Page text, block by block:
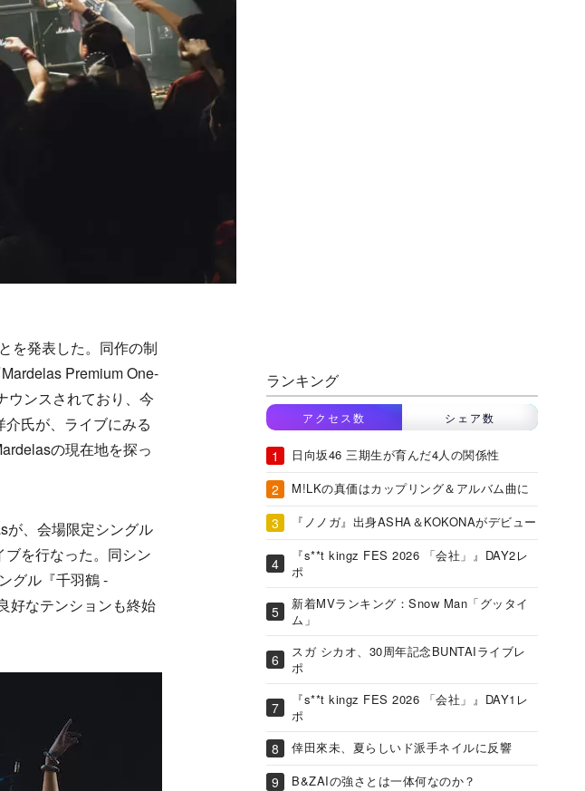
を発表した。同作の制
Premium One-
ウンスされており、今
氏が、ライブにみる
の現在地を探っ
が、会場限定シングル
ブを行なった。同シン
グル『千羽鶴 -
好なテンションも終始
ランキング
アクセス数 シェア数
日向坂46 三期生が育んだ4人の関係性
M!LKの真価はカップリング＆アルバム曲に
『ノノガ』出身ASHA＆KOKONAがデビュー
『s**t kingz FES 2026 「会社」』DAY2レ
ポ
新着MVランキング：Snow Man「グッタイ
ム」
スガ シカオ、30周年記念BUNTAIライブレ
ポ
『s**t kingz FES 2026 「会社」』DAY1レ
ポ
倖田來未、夏らしいド派手ネイルに反響
B&ZAIの強さとは一体何なのか？